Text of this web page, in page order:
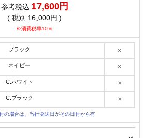
参考税込 17,600円
( 税別 16,000円 )
※消費税率10％
ブラック ×
ネイビー ×
C.ホワイト ×
C.ブラック ×
の場合は、当社発送日がその日付から有